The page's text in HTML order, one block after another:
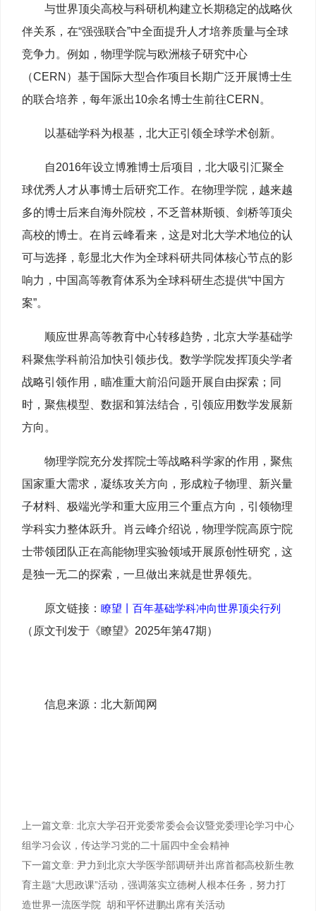
与世界顶尖高校与科研机构建立长期稳定的战略伙
伴关系，在“强强联合”中全面提升人才培养质量与全球
竞争力。例如，物理学院与欧洲核子研究中心
（CERN）基于国际大型合作项目长期广泛开展博士生
的联合培养，每年派出10余名博士生前往CERN。
以基础学科为根基，北大正引领全球学术创新。
自2016年设立博雅博士后项目，北大吸引汇聚全
球优秀人才从事博士后研究工作。在物理学院，越来越
多的博士后来自海外院校，不乏普林斯顿、剑桥等顶尖
高校的博士。在肖云峰看来，这是对北大学术地位的认
可与选择，彰显北大作为全球科研共同体核心节点的影
响力，中国高等教育体系为全球科研生态提供“中国方
案”。
顺应世界高等教育中心转移趋势，北京大学基础学
科聚焦学科前沿加快引领步伐。数学学院发挥顶尖学者
战略引领作用，瞄准重大前沿问题开展自由探索；同
时，聚焦模型、数据和算法结合，引领应用数学发展新
方向。
物理学院充分发挥院士等战略科学家的作用，聚焦
国家重大需求，凝练攻关方向，形成粒子物理、新兴量
子材料、极端光学和重大应用三个重点方向，引领物理
学科实力整体跃升。肖云峰介绍说，物理学院高原宁院
士带领团队正在高能物理实验‌领域开展原创性研究，这
是独一无二的探索，一旦做出来就是世界领先。
原文链接： 瞭望丨百年基础学科冲向世界顶尖行列
（原文刊发于《瞭望》2025年第47期）
信息来源：北大新闻网
上一篇文章: 北京大学召开党委常委会会议暨党委理论学习中心
组学习会议，传达学习党的二十届四中全会精神
下一篇文章: 尹力到北京大学医学部调研并出席首都高校新生教
育主题“大思政课”活动，强调落实立德树人根本任务，努力打
造世界一流医学院 胡和平怀进鹏出席有关活动